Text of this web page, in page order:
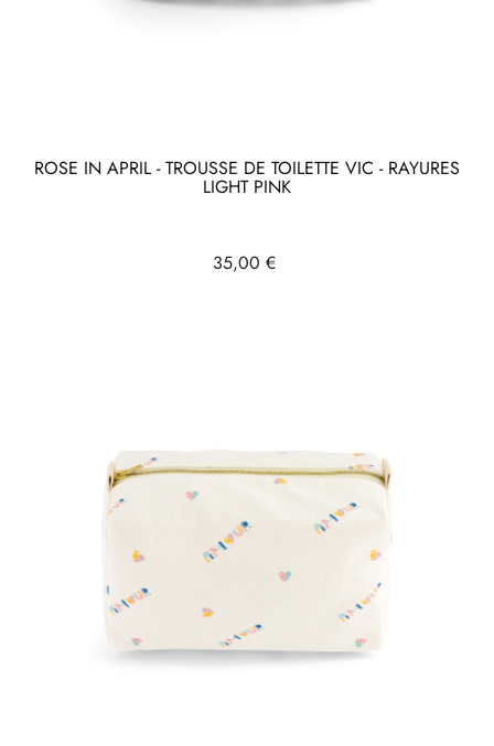
ROSE IN APRIL - TROUSSE DE TOILETTE VIC - RAYURES
LIGHT PINK
Prix
35,00 €